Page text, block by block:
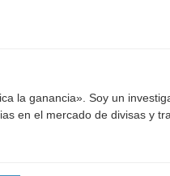
la ganancia». Soy un
en el mercado de divisas y